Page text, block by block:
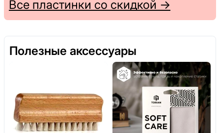
Все пластинки со скидкой →
Полезные аксессуары